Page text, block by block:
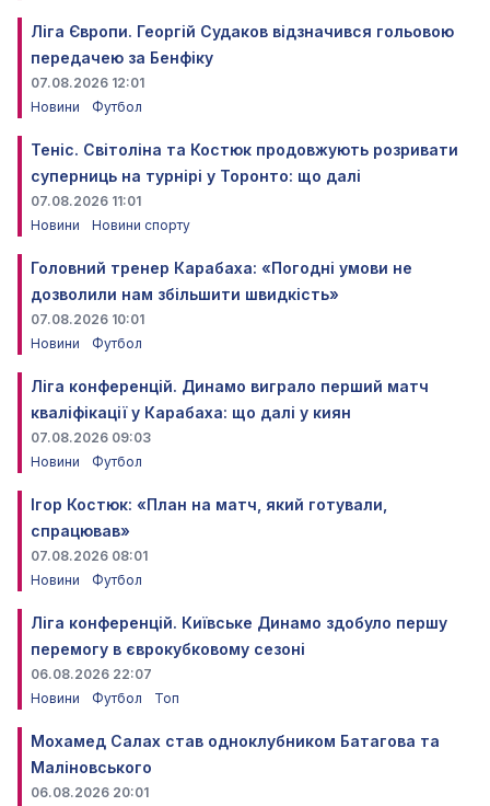
Ліга Європи. Георгій Судаков відзначився гольовою
передачею за Бенфіку
07.08.2026 12:01
Новини
Футбол
Теніс. Світоліна та Костюк продовжують розривати
суперниць на турнірі у Торонто: що далі
07.08.2026 11:01
Новини
Новини спорту
Головний тренер Карабаха: «Погодні умови не
дозволили нам збільшити швидкість»
07.08.2026 10:01
Новини
Футбол
Ліга конференцій. Динамо виграло перший матч
кваліфікації у Карабаха: що далі у киян
07.08.2026 09:03
Новини
Футбол
Ігор Костюк: «План на матч, який готували,
спрацював»
07.08.2026 08:01
Новини
Футбол
Ліга конференцій. Київське Динамо здобуло першу
перемогу в єврокубковому сезоні
06.08.2026 22:07
Новини
Футбол Топ
Мохамед Салах став одноклубником Батагова та
Маліновського
06.08.2026 20:01